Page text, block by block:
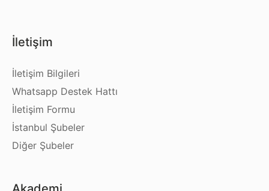
İletişim
İletişim Bilgileri
Whatsapp Destek Hattı
İletişim Formu
İstanbul Şubeler
Diğer Şubeler